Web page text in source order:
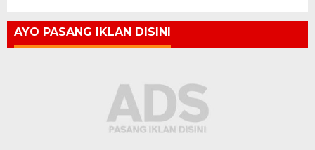
AYO PASANG IKLAN DISINI